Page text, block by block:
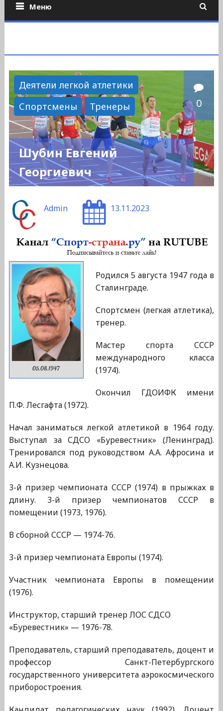
Меню
Деятели легкой атлетики
Спортсмены
Тренеры 0
Шубин Евгений
Георгиевич
Admin 13.11.2023
05.08.1947
Родился 5 августа 1947 года в
Сталинграде.
Спортсмен (легкая атлетика),
тренер.
Мастер спорта СССР
международного класса
(1974).
Окончил ГДОИФК имени
П.Ф. Лесгафта (1972).
Начал заниматься легкой атлетикой в 1964 году.
Выступал за СДСО «Буревестник» (Ленинград).
Тренировался под руководством А.А. Афросина и
А.И. Кузнецова.
3-й призер чемпионата СССР (1974) в прыжках в
длину. 3-й призер чемпионатов СССР в
помещении (1973, 1976).
В сборной СССР — 1974-76.
3-й призер чемпионата Европы (1974).
Участник чемпионата Европы в помещении
(1976).
Инструктор, старший тренер ЛОС СДСО
«Буревестник» — 1976-78.
Преподаватель, старший преподаватель, доцент и
профессор Санкт-Петербургского
государственного университета аэрокосмического
приборостроения.